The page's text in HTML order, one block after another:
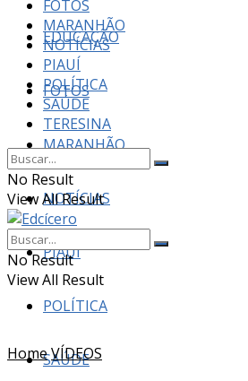
EDUCAÇÃO
FOTOS
MARANHÃO
NOTÍCIAS
PIAUÍ
POLÍTICA
SAÚDE
FOTOS
MARANHÃO
NOTÍCIAS
PIAUÍ
POLÍTICA
SAÚDE
TERESINA
No Result
View All Result
No Result
View All Result
HomeVÍDEOS